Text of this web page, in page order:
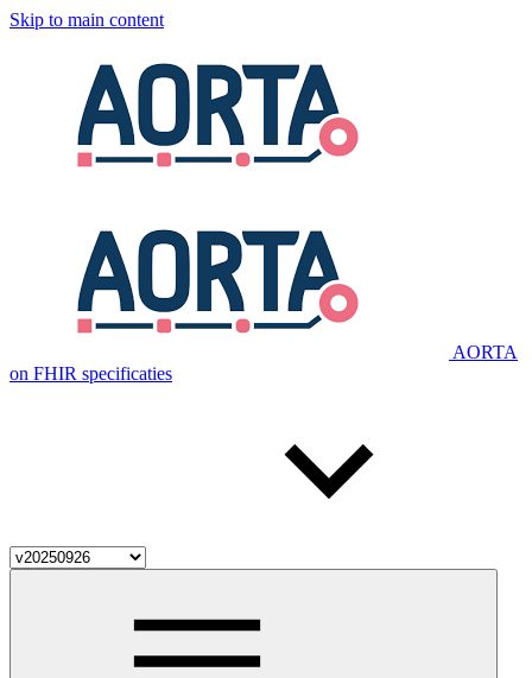
Skip to main content
AORTA
on FHIR specificaties